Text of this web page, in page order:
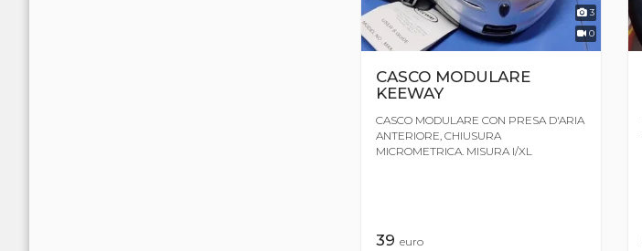
3
0
CASCO MODULARE
KEEWAY
CASCO MODULARE CON PRESA D'ARIA
ANTERIORE, CHIUSURA
MICROMETRICA. MISURA l/XL
39 euro